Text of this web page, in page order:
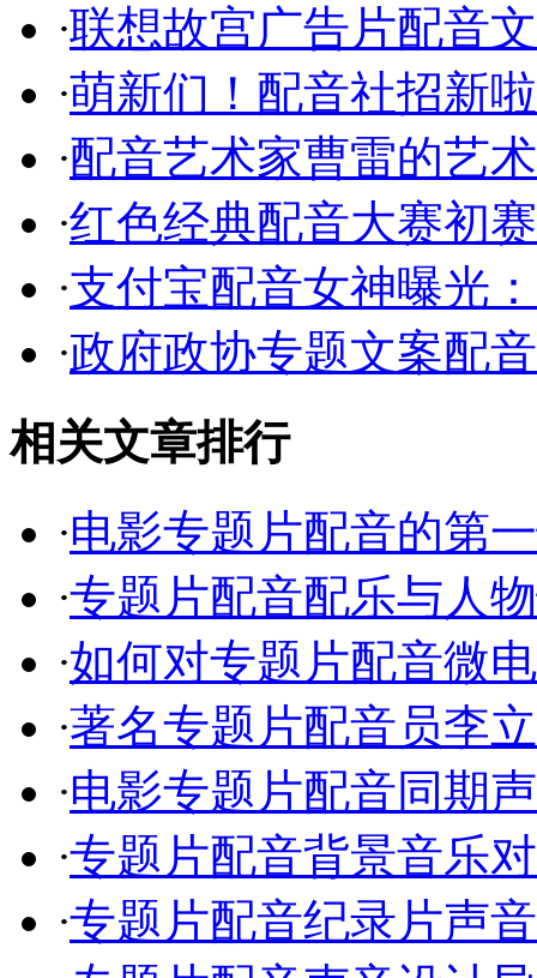
·联想故宫广告片配音
·萌新们！配音社招新
·配音艺术家曹雷的艺
·红色经典配音大赛初
·支付宝配音女神曝光
·政府政协专题文案配
相关文章排行
·电影专题片配音的第
·专题片配音配乐与人
·如何对专题片配音微
·著名专题片配音员李
·电影专题片配音同期
·专题片配音背景音乐
·专题片配音纪录片声